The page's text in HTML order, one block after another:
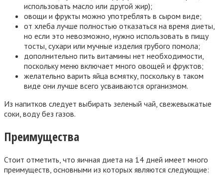
использовать масло или другой жир);
овощи и фрукты можно употреблять в сыром виде;
от хлеба лучше полностью отказаться на время диеты,
но если это невозможно, нужно использовать в пищу
тосты, сухари или мучные изделия грубого помола;
дополнительно пить витамины нет необходимости,
поскольку меню включает много овощей и фруктов;
желательно варить яйца всмятку, поскольку в таком
виде они лучше всего усваиваются организмом.
Из напитков следует выбирать зеленый чай, свежевыжатые
соки, воду без газов.
Преимущества
Стоит отметить, что яичная диета на 14 дней имеет много
преимуществ, основными из которых являются следующие: